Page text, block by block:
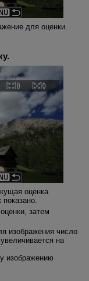
для оценки.
оценка
затем
изображения число
на
изображению